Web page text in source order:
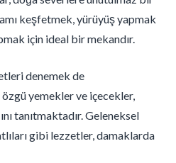
keşfetmek, yürüyüş yapmak
için ideal bir mekandır.
denemek de
yemekler ve içecekler,
tanıtmaktadır. Geleneksel
gibi lezzetler, damaklarda